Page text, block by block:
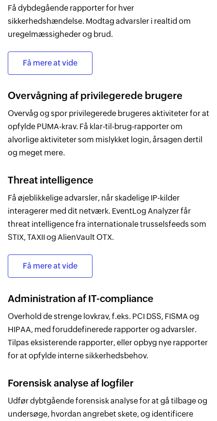
Få dybdegående rapporter for hver
sikkerhedshændelse. Modtag advarsler i realtid om
uregelmæssigheder og brud.
Få mere at vide
Overvågning af privilegerede brugere
Overvåg og spor privilegerede brugeres aktiviteter for at
opfylde PUMA-krav. Få klar-til-brug-rapporter om
alvorlige aktiviteter som mislykket login, årsagen dertil
og meget mere.
Threat intelligence
Få øjeblikkelige advarsler, når skadelige IP-kilder
interagerer med dit netværk. EventLog Analyzer får
threat intelligence fra internationale trusselsfeeds som
STIX, TAXII og AlienVault OTX.
Få mere at vide
Administration af IT-compliance
Overhold de strenge lovkrav, f.eks. PCI DSS, FISMA og
HIPAA, med foruddefinerede rapporter og advarsler.
Tilpas eksisterende rapporter, eller opbyg nye rapporter
for at opfylde interne sikkerhedsbehov.
Forensisk analyse af logfiler
Udfør dybtgående forensisk analyse for at gå tilbage og
undersøge, hvordan angrebet skete, og identificere